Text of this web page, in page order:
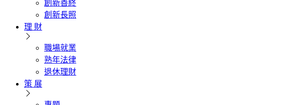
創新善終
創新長照
理 財
職場就業
熟年法律
退休理財
策 展